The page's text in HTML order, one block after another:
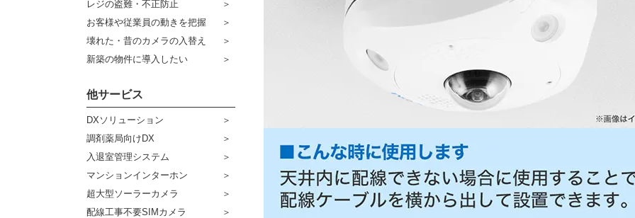
コネクター
その他周辺機器
センサーライト・アラーム
防犯ステッカー
宅配ボックス
販売終了商品
レジの盗難・不正防止
お客様や従業員の動きを把握
壊れた・昔のカメラの入替え
新築の物件に導入したい
他サービス
DXソリューション
調剤薬局向けDX
入退室管理システム
マンションインターホン
超大型ソーラーカメラ
配線工事不要SIMカメラ